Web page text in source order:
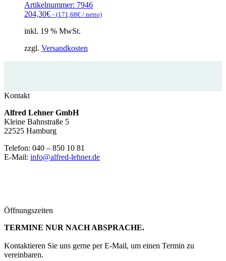
Artikelnummer: 7946
204,30€ - (171,68€ / netto)
inkl. 19 % MwSt.
zzgl. Versandkosten
Kontakt
Alfred Lehner GmbH
Kleine Bahnstraße 5
22525 Hamburg
Telefon: 040 – 850 10 81
E-Mail: info@alfred-lehner.de
Öffnungszeiten
TERMINE NUR NACH ABSPRACHE.
Kontaktieren Sie uns gerne per E-Mail, um einen Termin zu
vereinbaren.